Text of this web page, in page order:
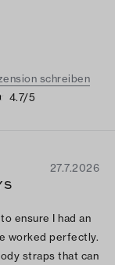
schreiben
4.7/5
27.7.2026
ensure I had an
worked perfectly.
straps that can